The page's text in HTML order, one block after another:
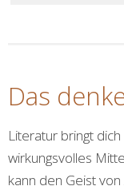
Das
Literatur bringt
wirkungsvolles
kann den Geist